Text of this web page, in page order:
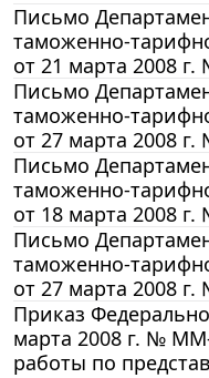
Письмо
таможенно-
от 21 марта 2008
Письмо
таможенно-
от 27 марта 2008
Письмо
таможенно-
от 18 марта 2008
Письмо
таможенно-
от 27 марта 2008
Приказ
марта 2008 г. №
работы по